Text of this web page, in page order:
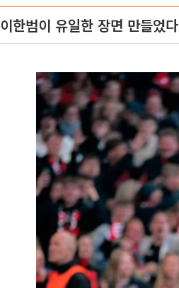
이한범이 유일한 장면 만들었다